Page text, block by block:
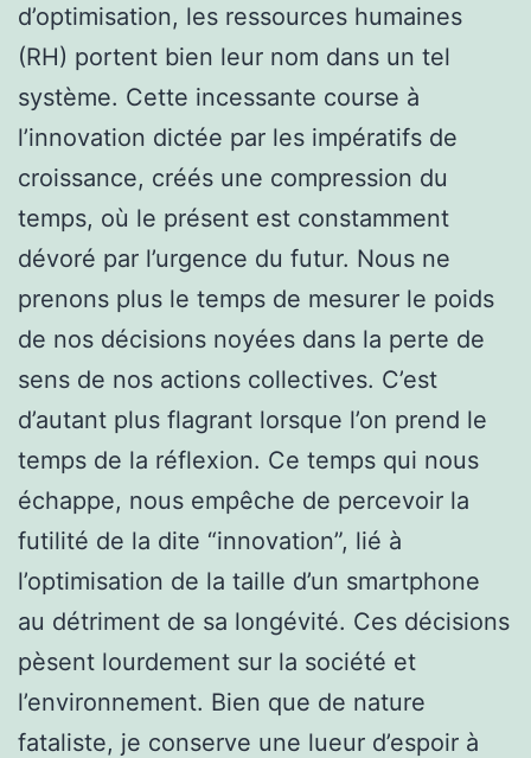
d’optimisation, les ressources humaines
(RH) portent bien leur nom dans un tel
système. Cette incessante course à
l’innovation dictée par les impératifs de
croissance, créés une compression du
temps, où le présent est constamment
dévoré par l’urgence du futur. Nous ne
prenons plus le temps de mesurer le poids
de nos décisions noyées dans la perte de
sens de nos actions collectives. C’est
d’autant plus flagrant lorsque l’on prend le
temps de la réflexion. Ce temps qui nous
échappe, nous empêche de percevoir la
futilité de la dite “innovation”, lié à
l’optimisation de la taille d’un smartphone
au détriment de sa longévité. Ces décisions
pèsent lourdement sur la société et
l’environnement. Bien que de nature
fataliste, je conserve une lueur d’espoir à